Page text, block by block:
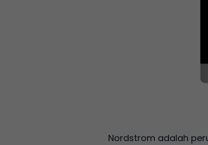
Nordstrom adalah